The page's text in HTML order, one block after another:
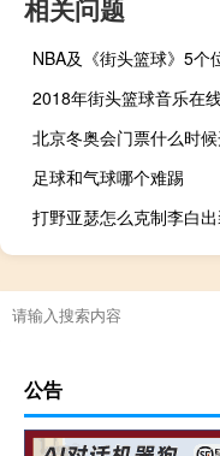
相关问题
足球和气球哪个难踢
打野亚瑟怎么克制李白
上一届奥运会在哪个国
亚运会在中国哪些城市
公告